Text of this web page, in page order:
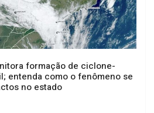
formação de ciclone-
entenda como o fenômeno se
no estado